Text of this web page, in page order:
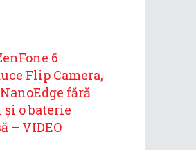
6
Flip Camera,
fără
și o baterie
– VIDEO